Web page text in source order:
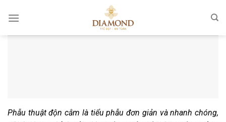
đến
Phẫu thuật độn cằm là tiểu phẫu đơn giản và nhanh chóng,